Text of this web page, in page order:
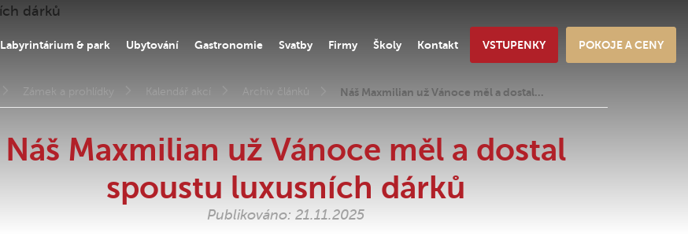
VSTUPENKY POKOJE A CENY
Labyrintárium & park Ubytování Gastronomie Svatby Firmy Školy Kontakt
Zámek a prohlídky Kalendář akcí Archiv článků Náš Maxmilian už Vánoce měl a dostal…
Náš Maxmilian už Vánoce měl a dostal
spoustu luxusních dárků
Publikováno: 21.11.2025